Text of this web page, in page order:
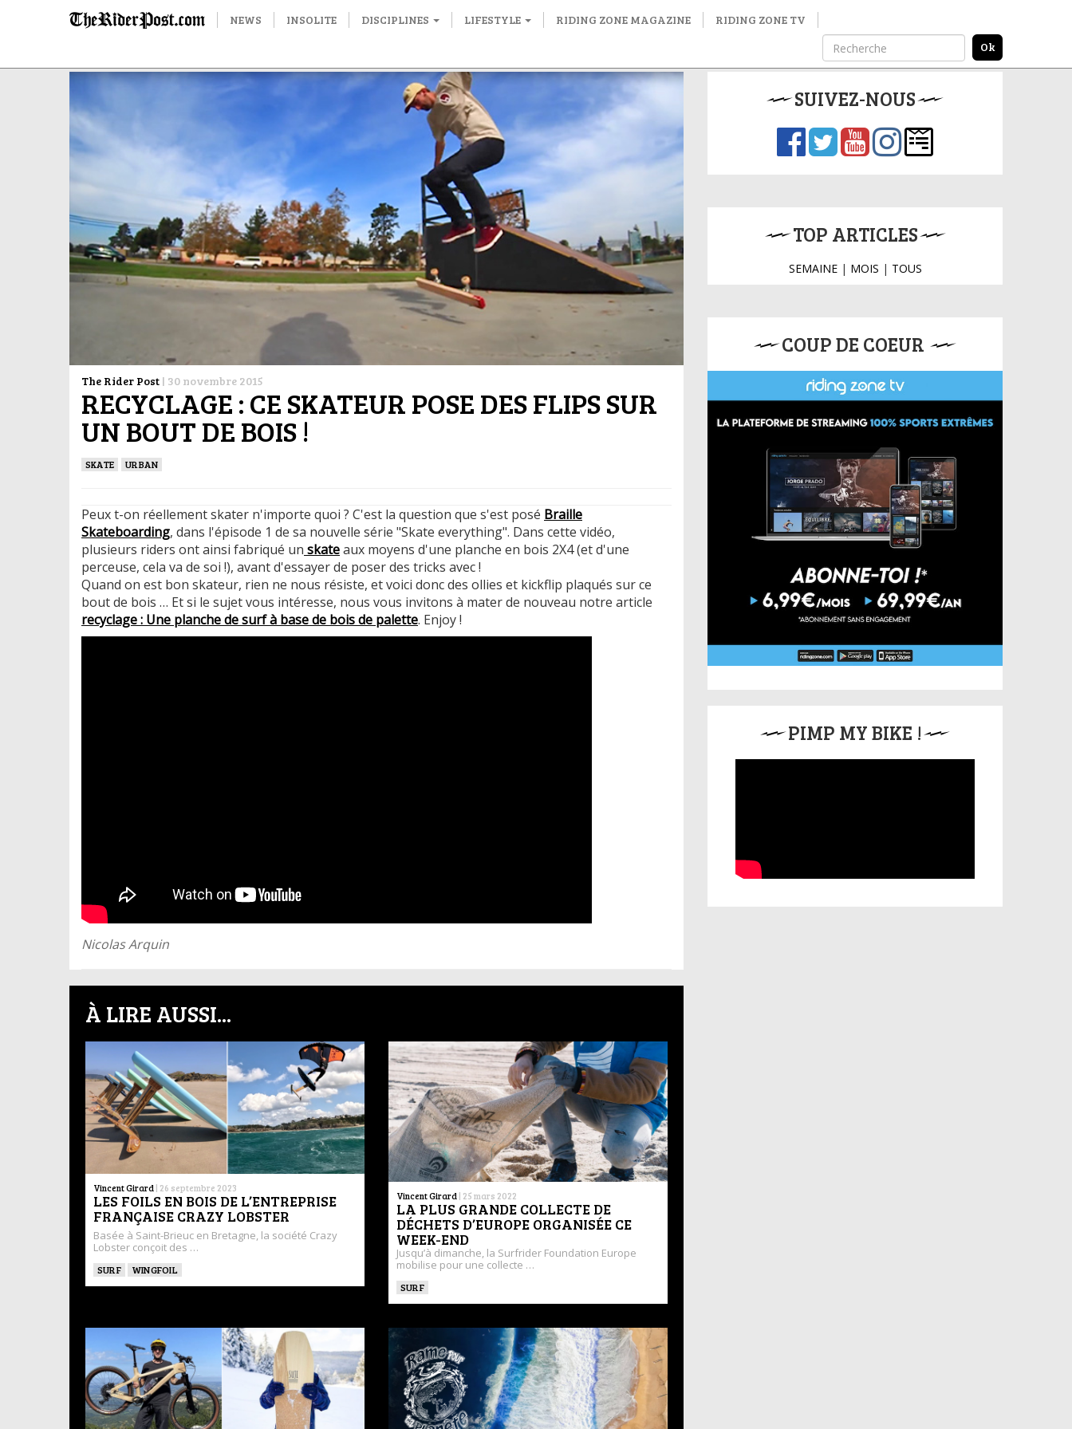
NEWS INSOLITE DISCIPLINES LIFESTYLE RIDING ZONE MAGAZINE RIDING ZONE TV
The Rider Post | 30 novembre 2015
RECYCLAGE : CE SKATEUR POSE DES FLIPS SUR
UN BOUT DE BOIS !
SKATE URBAN
Peux t-on réellement skater n'importe quoi ? C'est la question que s'est posé Braille
Skateboarding, dans l'épisode 1 de sa nouvelle série "Skate everything". Dans cette vidéo,
plusieurs riders ont ainsi fabriqué un skateaux moyens d'une planche en bois 2X4 (et d'une
perceuse, cela va de soi !), avant d'essayer de poser des tricks avec !
Quand on est bon skateur, rien ne nous résiste, et voici donc des ollies et kickflip plaqués sur ce
bout de bois … Et si le sujet vous intéresse, nous vous invitons à mater de nouveau notre article
recyclage : Une planche de surf à base de bois de palette. Enjoy !
Nicolas Arquin
À LIRE AUSSI...
Vincent Girard | 26 septembre 2023
LES FOILS EN BOIS DE L’ENTREPRISE
FRANÇAISE CRAZY LOBSTER
Basée à Saint-Brieuc en Bretagne, la société Crazy
Lobster conçoit des …
SURF WINGFOIL
Vincent Girard | 25 mars 2022
LA PLUS GRANDE COLLECTE DE
DÉCHETS D’EUROPE ORGANISÉE CE
WEEK-END
Jusqu’à dimanche, la Surfrider Foundation Europe
mobilise pour une collecte …
SURF
SUIVEZ-NOUS
TOP ARTICLES
SEMAINE| MOIS | TOUS
COUP DE COEUR
PIMP MY BIKE !